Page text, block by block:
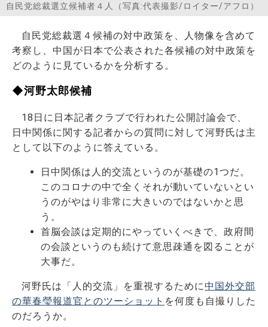
自民党総裁選立候補者４人（写真:代表撮影/ロイター/アフロ）
自民党総裁選４候補の対中政策を、人物像を含めて
考察し、中国が日本で公表された各候補の対中政策を
どのように見ているかを分析する。
◆河野太郎候補
18日に日本記者クラブで行われた公開討論会で、
日中関係に関する記者からの質問に対して河野氏は主
として以下のように答えている。
日中関係は人的交流というのが基礎の1つだ。
このコロナの中で全くそれが動いていないとい
うのがやはり非常に大きいのではないかと思
う。
首脳会談は定期的にやっていくべきで、政府間
の会談というのも続けて意思疎通を図ることが
大事だ。
河野氏は「人的交流」を重視するために中国外交部
の華春瑩報道官とのツーショット を何度も自撮りした
のだろうか。